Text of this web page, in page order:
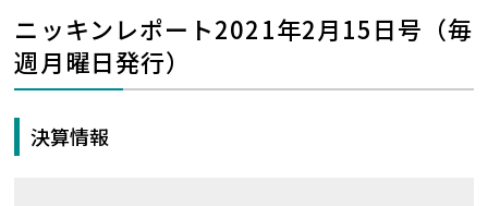
ニッキンレポート2021年2月15日号（毎
週月曜日発行）
決算情報